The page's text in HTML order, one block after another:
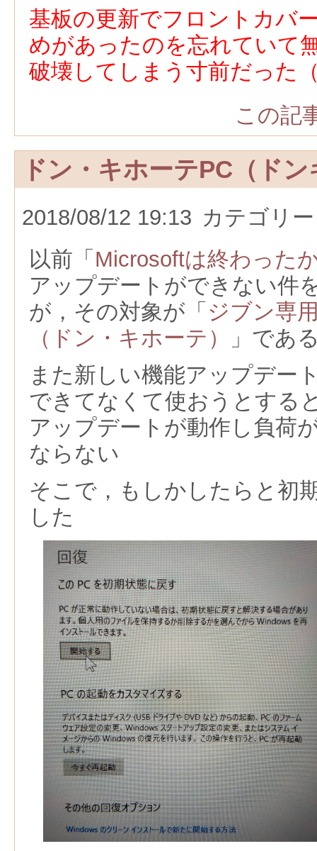
基板の更新でフロントカバ
めがあったのを忘れていて
破壊してしまう寸前だった
この記
ドン・キホーテPC（ド
2018/08/12 19:13 カテゴリ
以前「 Microsoftは終わった
アップデートができない件
が，その対象が「 ジブン専
（ドン・キホーテ）
」であ
また新しい機能アップデー
できてなくて使おうとする
アップデートが動作し負荷
ならない
そこで，もしかしたらと初
した